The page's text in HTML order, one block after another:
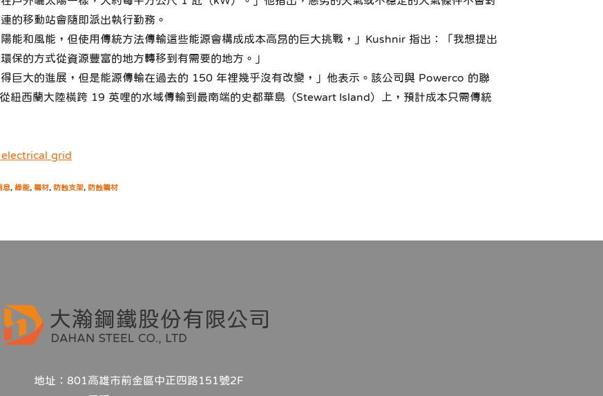
的移動站會隨即派出執行勤務。
能和風能，但使用傳統方法傳輸這些能源會構成成本高昂的巨大挑戰，」Kushnir 指出：「我想提出
保的方式從資源豐富的地方轉移到有需要的地方。」
巨大的進展，但是能源傳輸在過去的 150 年裡幾乎沒有改變，」他表示。該公司與 Powerco 的聯
紐西蘭大陸橫跨 19 英哩的水域傳輸到最南端的史都華島（Stewart Island）上，預計成本只需傳統
grid
息, 綠能, 鋼材, 防蝕支架, 防蝕鋼材
地址：801高雄市前金區中正四路151號2F